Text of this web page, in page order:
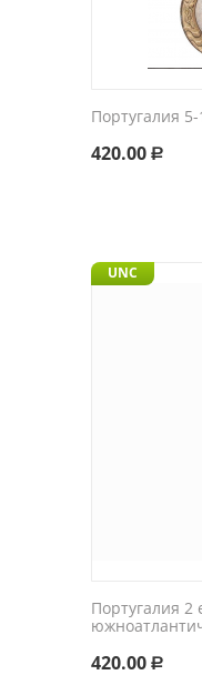
Португалия 5-
420.00 Р
UNC
Португалия 2
420.00 Р